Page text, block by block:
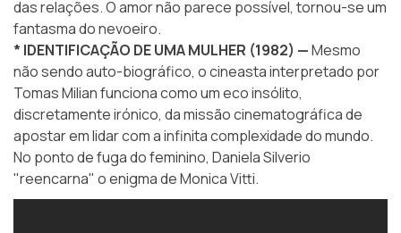
das relações. O amor não parece possível, tornou-se um
fantasma do nevoeiro.
* IDENTIFICAÇÃO DE UMA MULHER (1982) —Mesmo
não sendo auto-biográfico, o cineasta interpretado por
Tomas Milian funciona como um eco insólito,
discretamente irónico, da missão cinematográfica de
apostar em lidar com a infinita complexidade do mundo.
No ponto de fuga do feminino, Daniela Silverio
"reencarna" o enigma de Monica Vitti.